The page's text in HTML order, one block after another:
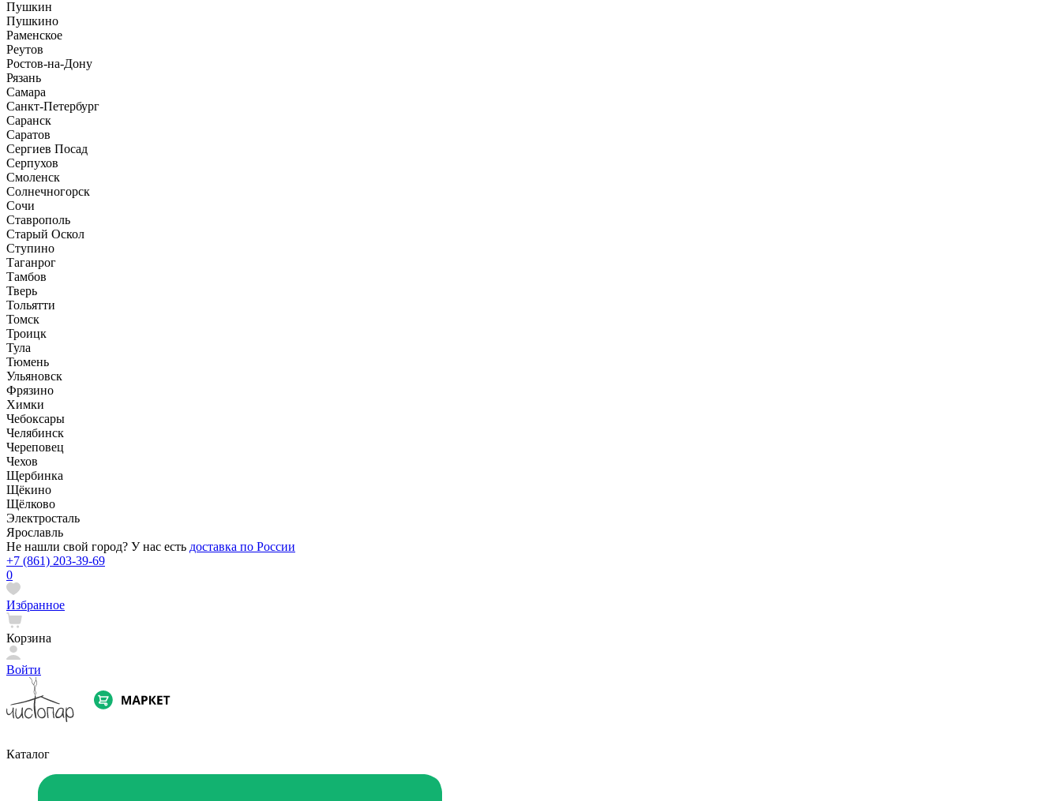
Пушкин
Пушкино
Раменское
Реутов
Ростов-на-Дону
Рязань
Самара
Санкт-Петербург
Саранск
Саратов
Сергиев Посад
Серпухов
Смоленск
Солнечногорск
Сочи
Ставрополь
Старый Оскол
Ступино
Таганрог
Тамбов
Тверь
Тольятти
Томск
Троицк
Тула
Тюмень
Ульяновск
Фрязино
Химки
Чебоксары
Челябинск
Череповец
Чехов
Щербинка
Щёкино
Щёлково
Электросталь
Ярославль
Не нашли свой город? У нас есть доставка по России
+7 (861) 203-39-69
0
Избранное
Корзина
Войти
Каталог